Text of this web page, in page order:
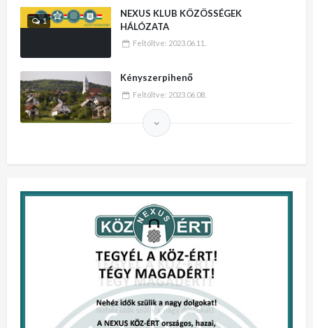
1
NEXUS KLUB KÖZÖSSÉGEK
HÁLÓZATA
Feltöltve: 2023.06.11.
Kényszerpihenő
Feltöltve: 2023.06.08.